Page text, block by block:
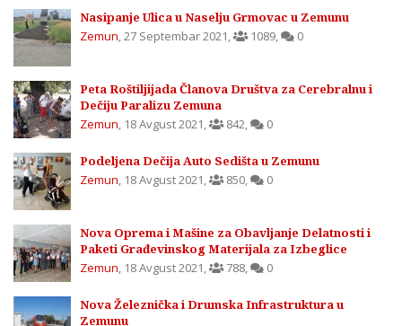
Nasipanje Ulica u Naselju Grmovac u Zemunu
Zemun,27 Septembar 2021, 1089, 0
Peta Roštiljijada Članova Društva za Cerebralnu i
Dečiju Paralizu Zemuna
Zemun, 18 Avgust 2021, 842, 0
Podeljena Dečija Auto Sedišta u Zemunu
Zemun, 18 Avgust 2021, 850, 0
Nova Oprema i Mašine za Obavljanje Delatnosti i
Paketi Građevinskog Materijala za Izbeglice
Zemun, 18 Avgust 2021, 788, 0
Nova Železnička i Drumska Infrastruktura u
Zemunu